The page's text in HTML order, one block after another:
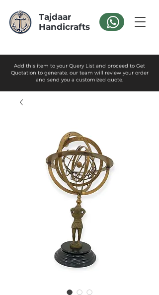
Tajdaar
Handicrafts
Add this item to your Query List and proceed to Get
Quotation to generate. our team will review your order
and send you a customized quote.